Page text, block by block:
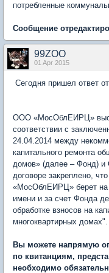
потребленные
Сообщение
99ZOO
01 Apr 2015
Сегодня пришел ответ
ООО «МосОблЕИРЦ»
соответствии с
24.04.2014 между
капитального ремонта
домов» (далее – Фонд)
договоре закреплено,
«МосОблЕИРЦ» берет на
имени и за счет Фонда
обработке взносов на
многоквартирных домах".
Вы можете напрямую
по квитанциям,
необходимо